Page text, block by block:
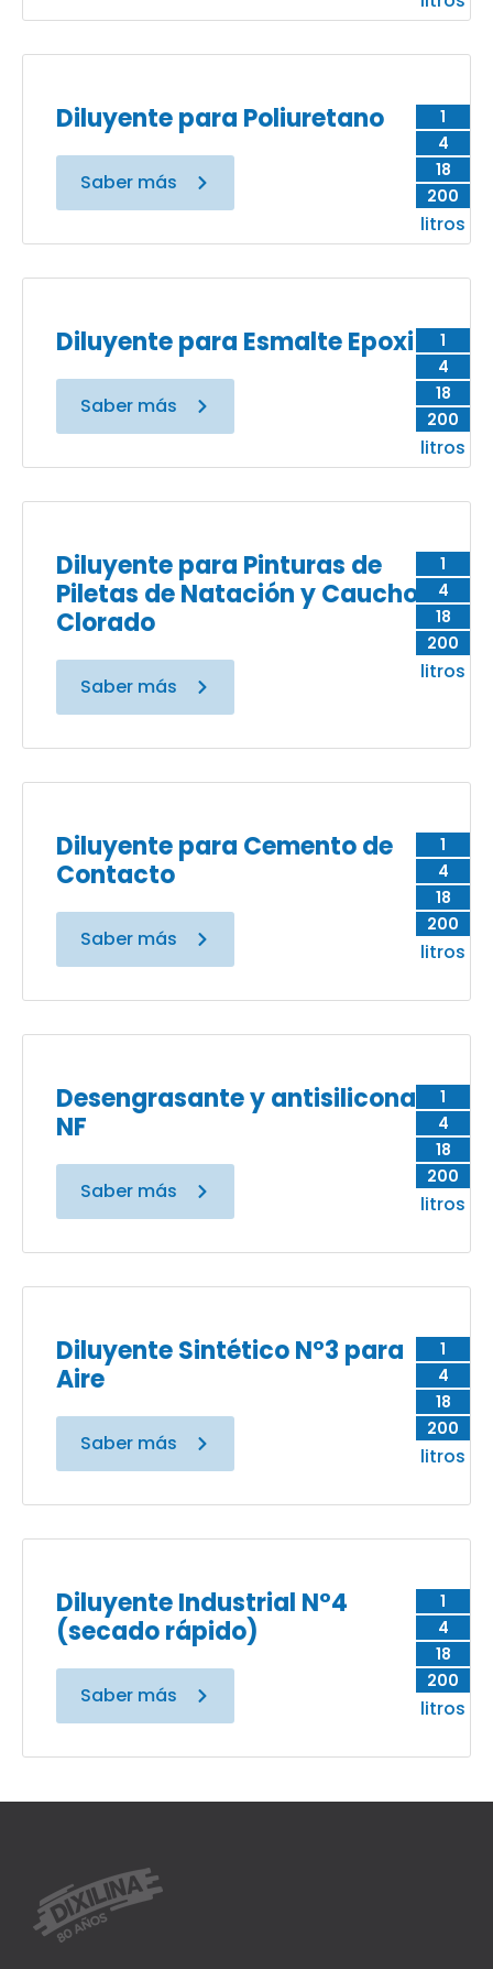
1
4
18
200
litros
Diluyente para Poliuretano
Saber más
1
4
18
200
litros
Diluyente para Esmalte Epoxi
Saber más
1
4
18
200
litros
Diluyente para Pinturas de
Piletas de Natación y Caucho
Clorado
Saber más
1
4
18
200
litros
Diluyente para Cemento de
Contacto
Saber más
1
4
18
200
litros
Desengrasante y antisilicona
NF
Saber más
1
4
18
200
litros
Diluyente Sintético N°3 para
Aire
Saber más
1
4
18
200
litros
Diluyente Industrial N°4
(secado rápido)
Saber más